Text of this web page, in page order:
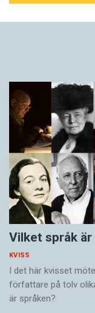
Vilket språk
KVISS
I det här kvisset
författare på tolv
är språken?